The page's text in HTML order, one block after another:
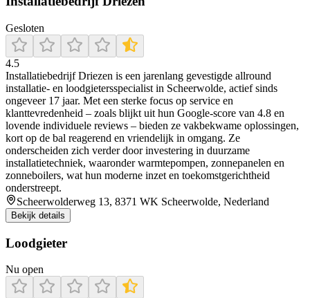
Gesloten
4.5
Installatiebedrijf Driezen is een jarenlang gevestigde allround
installatie- en loodgietersspecialist in Scheerwolde, actief sinds
ongeveer 17 jaar. Met een sterke focus op service en
klanttevredenheid – zoals blijkt uit hun Google-score van 4.8 en
lovende individuele reviews – bieden ze vakbekwame oplossingen,
kort op de bal reagerend en vriendelijk in omgang. Ze
onderscheiden zich verder door investering in duurzame
installatietechniek, waaronder warmtepompen, zonnepanelen en
zonneboilers, wat hun moderne inzet en toekomstgerichtheid
onderstreept.
Scheerwolderweg 13, 8371 WK Scheerwolde, Nederland
Bekijk details
Loodgieter
Nu open